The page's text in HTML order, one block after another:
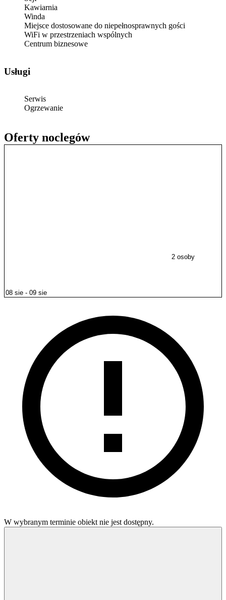
Oferty noclegów
2 osoby
W wybranym terminie obiekt nie jest dostępny.
Kawiarnia
Winda
Miejsce dostosowane do niepełnosprawnych gości
WiFi w przestrzeniach wspólnych
Centrum biznesowe
Usługi
Serwis
Ogrzewanie